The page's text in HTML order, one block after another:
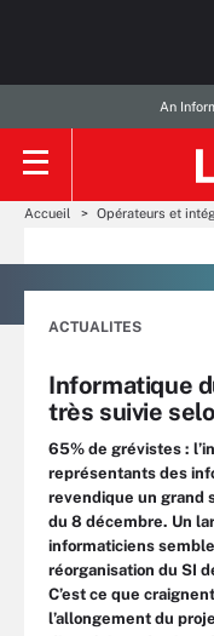
An
Accueil Opérateurs et
ACTUALITES
Informatique
très suivie
65% de grévistes :
représentants des
revendique un grand
du 8 décembre. Un
informaticiens
réorganisation du SI
C’est ce que
l’allongement du